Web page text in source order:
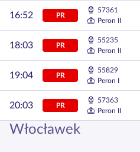
16:52 PR
57361
Peron II
18:03 PR
55235
Peron II
19:04 PR
55829
Peron I
20:03 PR
57363
Peron II
Włocławek